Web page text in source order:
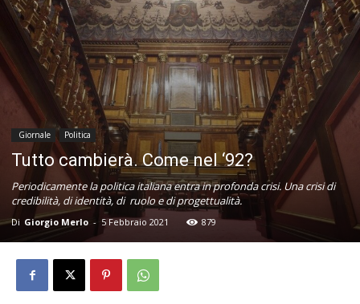
Giornale Politica
Tutto cambierà. Come nel ‘92?
Periodicamente la politica italiana entra in profonda crisi. Una crisi di
credibilità, di identità, di ruolo e di progettualità.
Di Giorgio Merlo - 5 Febbraio 2021 879